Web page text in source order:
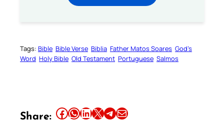
Tags: Bible Bible Verse Biblia Father Matos Soares God’s
Word Holy Bible Old Testament Portuguese Salmos
Share: Share this article on Facebook Share this article on WhatsApp Share this article on LinkedIn Share this article on X Share this article on TelegramEmail this Article